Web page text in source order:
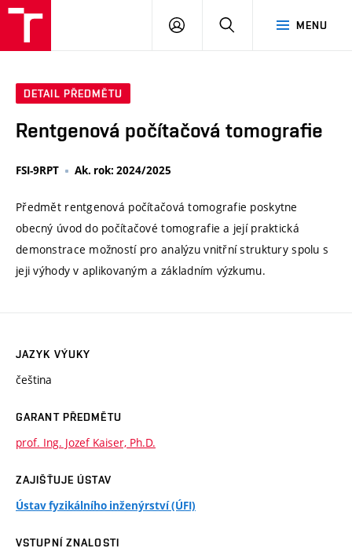
MENU
PŘIHLÁSIT
DETAIL PŘEDMĚTU
Rentgenová počítačová tomografie
FSI-9RPT Ak. rok: 2024/2025
Předmět rentgenová počítačová tomografie poskytne
obecný úvod do počítačové tomografie a její praktická
demonstrace možností pro analýzu vnitřní struktury spolu s
jeji výhody v aplikovaným a základním výzkumu.
JAZYK VÝUKY
čeština
GARANT PŘEDMĚTU
prof. Ing. Jozef Kaiser, Ph.D.
ZAJIŠŤUJE ÚSTAV
Ústav fyzikálního inženýrství (ÚFI)
VSTUPNÍ ZNALOSTI